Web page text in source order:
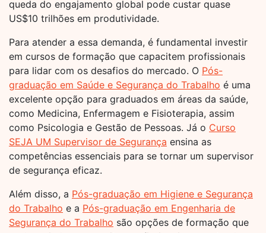
queda do engajamento global pode custar quase
US$10 trilhões em produtividade.
Para atender a essa demanda, é fundamental investir
em cursos de formação que capacitem profissionais
para lidar com os desafios do mercado. O Pós-
graduação em Saúde e Segurança do Trabalho é uma
excelente opção para graduados em áreas da saúde,
como Medicina, Enfermagem e Fisioterapia, assim
como Psicologia e Gestão de Pessoas. Já o Curso
SEJA UM Supervisor de Segurança ensina as
competências essenciais para se tornar um supervisor
de segurança eficaz.
Além disso, a Pós-graduação em Higiene e Segurança
do Trabalho e a Pós-graduação em Engenharia de
Segurança do Trabalho são opções de formação que